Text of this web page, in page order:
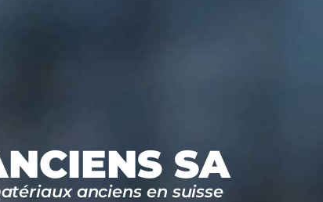
SA
anciens en suisse